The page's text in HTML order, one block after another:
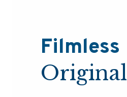
Filmless
Original